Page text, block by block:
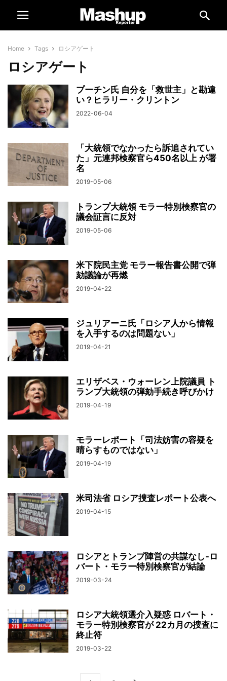
Home Tags ロシアゲート
ロシアゲート
プーチン氏 自分を「救世主」と勘違
い？ヒラリー・クリントン
2022-06-04
「大統領でなかったら訴追されてい
た」元連邦検察官ら450名以上 が署
名
2019-05-06
トランプ大統領 モラー特別検察官の
議会証言に反対
2019-05-06
米下院民主党 モラー報告書公開で弾
劾議論が再燃
2019-04-22
ジュリアーニ氏「ロシア人から情報
を入手するのは問題ない」
2019-04-21
エリザベス・ウォーレン上院議員 ト
ランプ大統領の弾劾手続き呼びかけ
2019-04-19
モラーレポート「司法妨害の容疑を
晴らすものではない」
2019-04-19
米司法省 ロシア捜査レポート公表へ
2019-04-15
ロシアとトランプ陣営の共謀なし-ロ
バート・モラー特別検察官が結論
2019-03-24
ロシア大統領選介入疑惑 ロバート・
モラー特別検察官が 22カ月の捜査に
終止符
2019-03-22